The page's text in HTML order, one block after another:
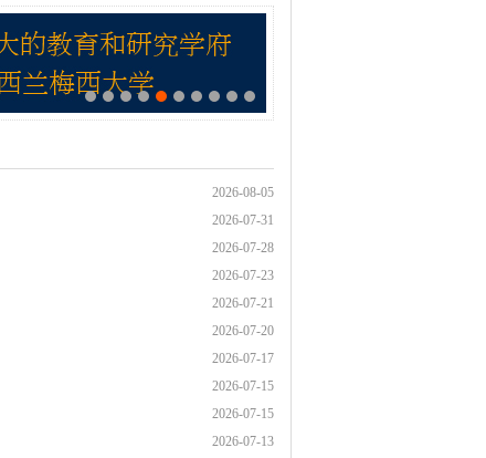
2026-08-05
2026-07-31
2026-07-28
2026-07-23
2026-07-21
2026-07-20
2026-07-17
2026-07-15
2026-07-15
2026-07-13